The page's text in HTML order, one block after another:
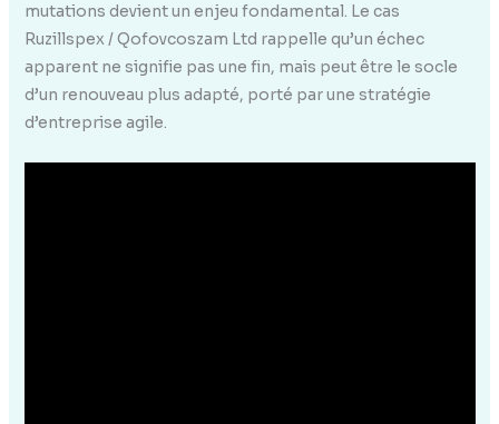
mutations devient un enjeu fondamental. Le cas
Ruzillspex / Qofovcoszam Ltd rappelle qu’un échec
apparent ne signifie pas une fin, mais peut être le socle
d’un renouveau plus adapté, porté par une stratégie
d’entreprise agile.